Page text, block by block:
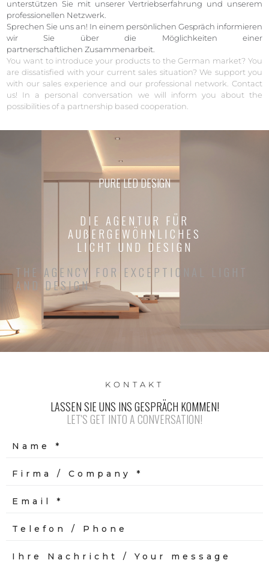
unterstützen Sie mit unserer Vertriebserfahrung und unserem
professionellen Netzwerk.
Sprechen Sie uns an! In einem persönlichen Gespräch informieren
wir Sie über die Möglichkeiten einer
partnerschaftlichen Zusammenarbeit.
You want to introduce your products to the German market? You
are dissatisfied with your current sales situation? We support you
with our sales experience and our professional network. Contact
us! In a personal conversation we will inform you about the
possibilities of a partnership based cooperation.
PURE LED DESIGN
DIE AGENTUR FÜR
AUßERGEWÖHNLICHES
LICHT UND DESIGN
THE AGENCY FOR EXCEPTIONAL LIGHT
AND DESIGN
KONTAKT
LASSEN SIE UNS INS GESPRÄCH KOMMEN!
LET'S GET INTO A CONVERSATION!